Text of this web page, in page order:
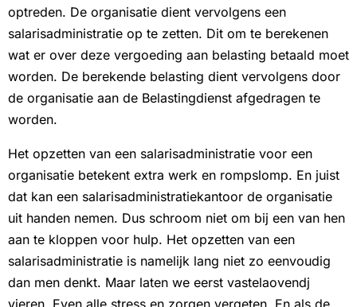
optreden. De organisatie dient vervolgens een
salarisadministratie op te zetten. Dit om te berekenen
wat er over deze vergoeding aan belasting betaald moet
worden. De berekende belasting dient vervolgens door
de organisatie aan de Belastingdienst afgedragen te
worden.
Het opzetten van een salarisadministratie voor een
organisatie betekent extra werk en rompslomp. En juist
dat kan een salarisadministratiekantoor de organisatie
uit handen nemen. Dus schroom niet om bij een van hen
aan te kloppen voor hulp. Het opzetten van een
salarisadministratie is namelijk lang niet zo eenvoudig
dan men denkt. Maar laten we eerst vastelaovendj
vieren. Even alle stress en zorgen vergeten. En als de